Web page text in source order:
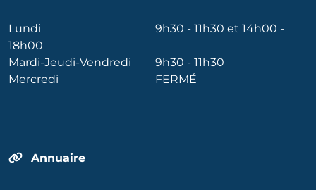
Lundi
9h30 - 11h30 et 14h00 -
18h00
Mardi-Jeudi-Vendredi
9h30 - 11h30
Mercredi
FERMÉ
Annuaire